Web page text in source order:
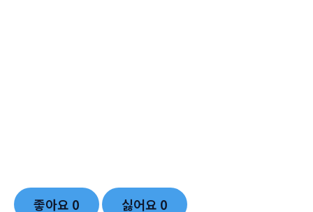
좋아요 0 싫어요 0